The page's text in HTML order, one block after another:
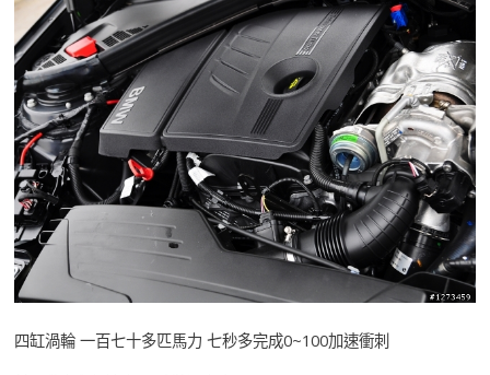
四缸渦輪 一百七十多匹馬力 七秒多完成0~100加速衝刺